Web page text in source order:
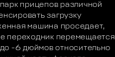
прицепов различной
загрузку
машина проседает,
переходник перемещается
-6 дюймов относительно